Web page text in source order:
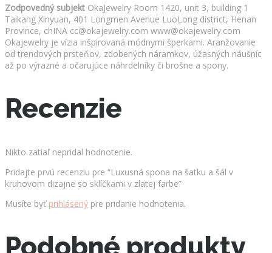
Zodpovedný subjekt OkaJewelry Room 1420, unit 3, building 1
Taikang Xinyuan, 401 Longmen Avenue LuoLong district, Henan
Province, chINA cc@okajewelry.com www@okajewelry.com
Okajewelry je vízia inšpirovaná módnymi šperkami. Aranžovanie
od trendových prsteňov, zdobených náramkov, úžasných náušníc
až po výrazné a očarujúce náhrdelníky či brošne a spony.
Recenzie
Nikto zatiaľ nepridal hodnotenie.
Pridajte prvú recenziu pre “Luxusná spona na šatku a šál v
kruhovom dizajne so sklíčkami v zlatej farbe”
Musíte byť prihlásený pre pridanie hodnotenia.
Podobné produkty